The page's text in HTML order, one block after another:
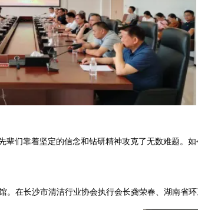
辈们靠着坚定的信念和钻研精神攻克了无数难题。
。在长沙市清洁行业协会执行会长龚荣春、湖南